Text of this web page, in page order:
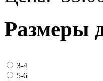
Размеры
3-4
5-6